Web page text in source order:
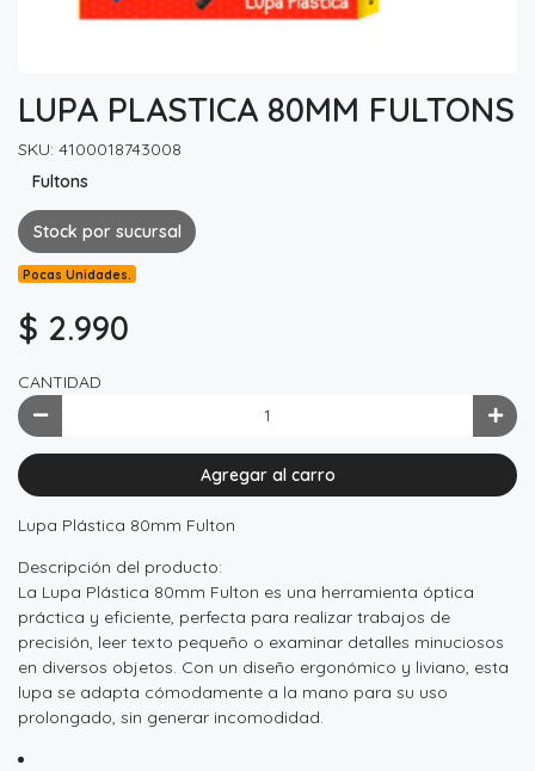
LUPA PLASTICA 80MM FULTONS
SKU: 4100018743008
Fultons
Stock por sucursal
Pocas Unidades.
$ 2.990
CANTIDAD
Agregar al carro
Lupa Plástica 80mm Fulton
Descripción del producto:
La Lupa Plástica 80mm Fulton es una herramienta óptica
práctica y eficiente, perfecta para realizar trabajos de
precisión, leer texto pequeño o examinar detalles minuciosos
en diversos objetos. Con un diseño ergonómico y liviano, esta
lupa se adapta cómodamente a la mano para su uso
prolongado, sin generar incomodidad.